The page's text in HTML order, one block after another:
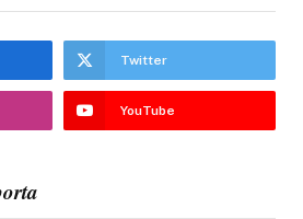
Twitter
YouTube